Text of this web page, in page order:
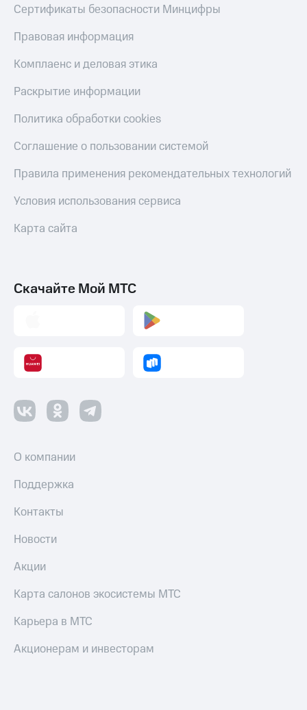
Сертификаты безопасности Минцифры
Правовая информация
Комплаенс и деловая этика
Раскрытие информации
Политика обработки cookies
Соглашение о пользовании системой
Правила применения рекомендательных технологий
Условия использования сервиса
Карта сайта
Скачайте Мой МТС
О компании
Поддержка
Контакты
Новости
Акции
Карта салонов экосистемы МТС
Карьера в МТС
Акционерам и инвесторам